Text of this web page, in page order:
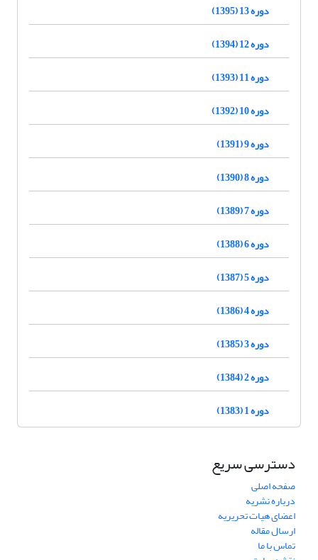
دوره 13 (1395)
دوره 12 (1394)
دوره 11 (1393)
دوره 10 (1392)
دوره 9 (1391)
دوره 8 (1390)
دوره 7 (1389)
دوره 6 (1388)
دوره 5 (1387)
دوره 4 (1386)
دوره 3 (1385)
دوره 2 (1384)
دوره 1 (1383)
دسترسی سریع
صفحه اصلی
درباره نشریه
اعضای هیات تحریریه
ارسال مقاله
تماس با ما